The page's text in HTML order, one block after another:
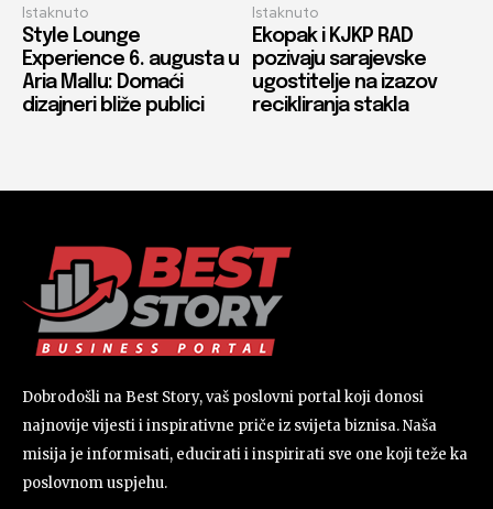
Istaknuto
Style Lounge
Experience 6. augusta u
Aria Mallu: Domaći
dizajneri bliže publici
Istaknuto
Ekopak i KJKP RAD
pozivaju sarajevske
ugostitelje na izazov
recikliranja stakla
Dobrodošli na Best Story, vaš poslovni portal koji donosi
najnovije vijesti i inspirativne priče iz svijeta biznisa. Naša
misija je informisati, educirati i inspirirati sve one koji teže ka
poslovnom uspjehu.